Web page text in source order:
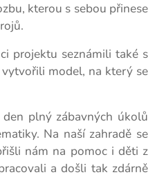
kterou s sebou přinese
projektu seznámili také s
model, na který se
plný zábavných úkolů
Na naší zahradě se
nám na pomoc i děti z
a došli tak zdárně